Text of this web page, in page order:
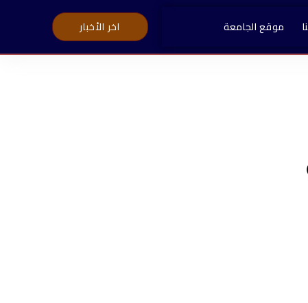
موقع الجامعة اخر الأخبار